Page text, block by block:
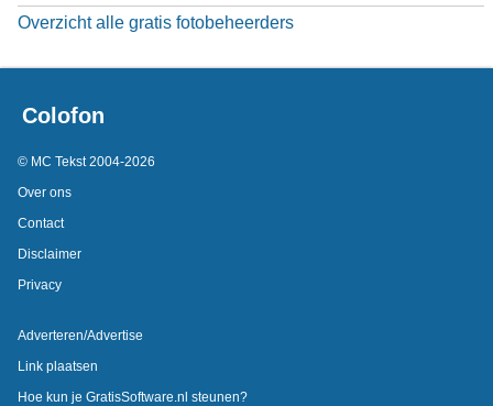
Overzicht alle gratis fotobeheerders
Colofon
© MC Tekst 2004-2026
Over ons
Contact
Disclaimer
Privacy
Adverteren/Advertise
Link plaatsen
Hoe kun je GratisSoftware.nl steunen?